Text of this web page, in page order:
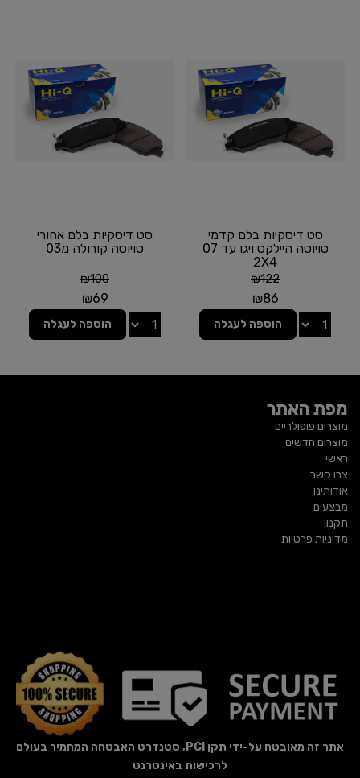
סט דיסקיות בלם קדמי
טויוטה היילקס ויגו עד 07
2X4
₪122
₪86
הוספה לעגלה
סט דיסקיות בלם אחורי
טויוטה קורולה מ03
₪100
₪69
הוספה לעגלה
מפת האתר
מוצרים פופולריים
מוצרים חדשים
ראשי
צרו קשר
אודותינו
מבצעים
תקנון
מדיניות פרטיות
אתר זה מאובטח על-ידי תקן PCI, סטנדרט האבטחה המחמיר בעולם
לרכישות באינטרנט